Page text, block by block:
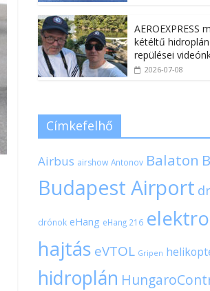
AEROEXPRESS
kétéltű hidroplán
repülései
2026-07-08
Címkefelhő
Airbus airshow Antonov Balaton
Budapest Airport
drónok eHang eHang 216
hajtás eVTOL Gripen
hidroplán